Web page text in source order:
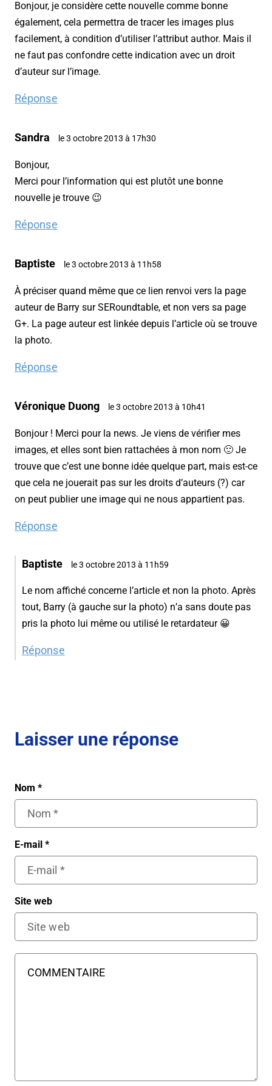
Bonjour, je considère cette nouvelle comme bonne
également, cela permettra de tracer les images plus
facilement, à condition d’utiliser l’attribut author. Mais il
ne faut pas confondre cette indication avec un droit
d’auteur sur l’image.
Réponse
Sandra le 3 octobre 2013 à 17h30
Bonjour,
Merci pour l’information qui est plutôt une bonne
nouvelle je trouve 😉
Réponse
Baptiste le 3 octobre 2013 à 11h58
À préciser quand même que ce lien renvoi vers la page
auteur de Barry sur SERoundtable, et non vers sa page
G+. La page auteur est linkée depuis l’article où se trouve
la photo.
Réponse
Véronique Duong le 3 octobre 2013 à 10h41
Bonjour ! Merci pour la news. Je viens de vérifier mes
images, et elles sont bien rattachées à mon nom 🙂 Je
trouve que c’est une bonne idée quelque part, mais est-ce
que cela ne jouerait pas sur les droits d’auteurs (?) car
on peut publier une image qui ne nous appartient pas.
Réponse
Baptiste le 3 octobre 2013 à 11h59
Le nom affiché concerne l’article et non la photo. Après
tout, Barry (à gauche sur la photo) n’a sans doute pas
pris la photo lui même ou utilisé le retardateur 😀
Réponse
Laisser une réponse
Nom *
E-mail *
Site web